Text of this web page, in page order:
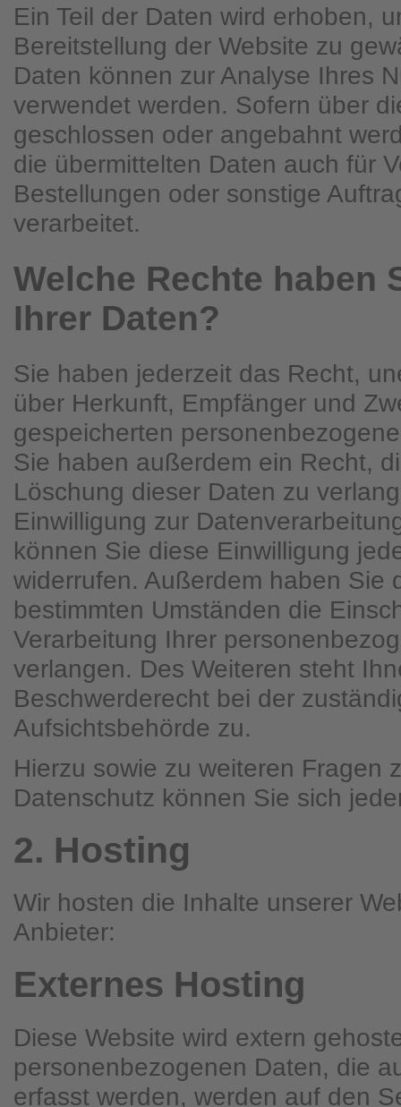
Ein Teil der Daten wird erhoben,
Bereitstellung der Website zu
Daten können zur Analyse Ihres
verwendet werden. Sofern über
geschlossen oder angebahnt
die übermittelten Daten auch für
Bestellungen oder sonstige
verarbeitet.
Welche Rechte haben
Ihrer Daten?
Sie haben jederzeit das Recht,
über Herkunft, Empfänger und
gespeicherten
Sie haben außerdem ein Recht,
Löschung dieser Daten zu
Einwilligung zur
können Sie diese Einwilligung
widerrufen. Außerdem haben Sie
bestimmten Umständen die
Verarbeitung Ihrer
verlangen. Des Weiteren steht
Beschwerderecht bei der
Aufsichtsbehörde zu.
Hierzu sowie zu weiteren Fragen
Datenschutz können Sie sich
2. Hosting
Wir hosten die Inhalte unserer
Anbieter:
Externes Hosting
Diese Website wird extern
personenbezogenen Daten, die
erfasst werden, werden auf den